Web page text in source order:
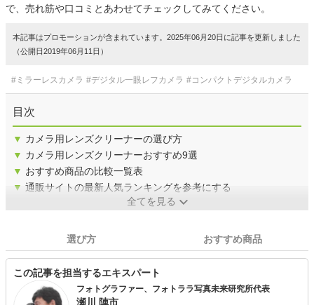
で、売れ筋や口コミとあわせてチェックしてみてください。
本記事はプロモーションが含まれています。2025年06月20日に記事を更新しました
（公開日2019年06月11日）
#ミラーレスカメラ #デジタル一眼レフカメラ #コンパクトデジタルカメラ
目次
▼ カメラ用レンズクリーナーの選び方
▼ カメラ用レンズクリーナーおすすめ9選
▼ おすすめ商品の比較一覧表
▼ 通販サイトの最新人気ランキングを参考にする
全てを見る
選び方 おすすめ商品
この記事を担当するエキスパート
フォトグラファー、フォトララ写真未来研究所代表
瀬川 陣市